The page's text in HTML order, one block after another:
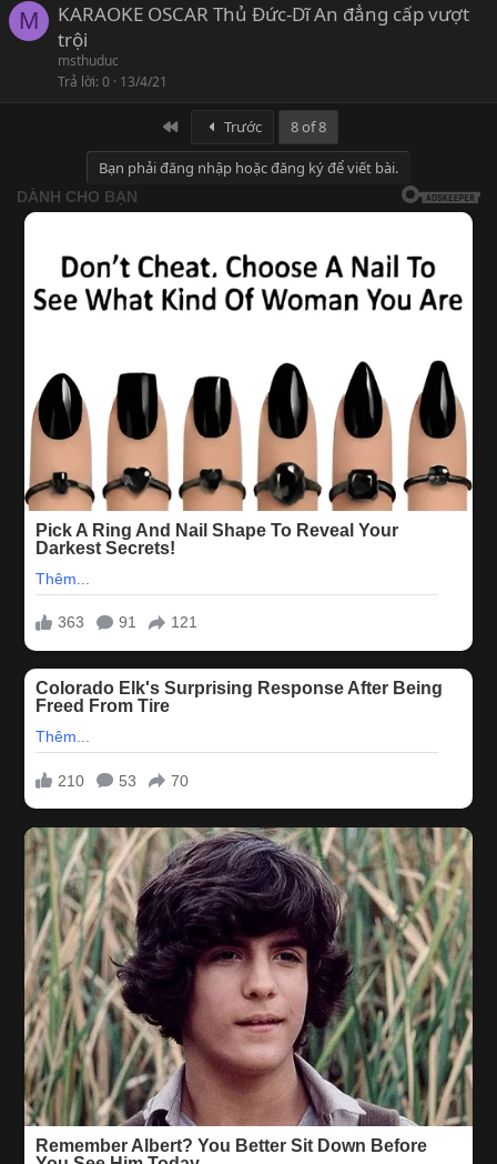
M
KARAOKE OSCAR Thủ Đức-Dĩ An đẳng cấp vượt
trội
msthuduc
Trả lời 0 13/4/21
Trước 8 of 8
Bạn phải đăng nhập hoặc đăng ký để viết bài.